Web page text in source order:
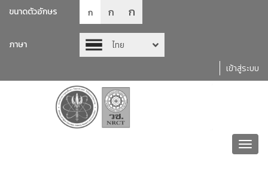
ขนาดตัวอักษร ก ก ก
ภาษา
ไทย
เข้าสู่ระบบ